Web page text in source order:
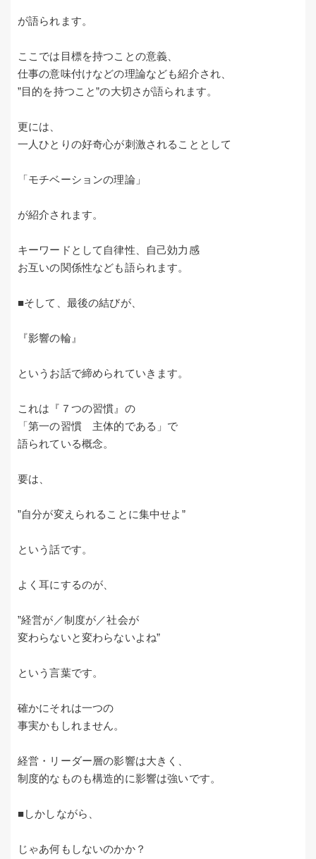
が語られます。
ここでは目標を持つことの意義、
仕事の意味付けなどの理論なども紹介され、
”目的を持つこと”の大切さが語られます。
更には、
一人ひとりの好奇心が刺激されることとして
「モチベーションの理論」
が紹介されます。
キーワードとして自律性、自己効力感
お互いの関係性なども語られます。
■そして、最後の結びが、
『影響の輪』
というお話で締められていきます。
これは『７つの習慣』の
「第一の習慣 主体的である」で
語られている概念。
要は、
”自分が変えられることに集中せよ”
という話です。
よく耳にするのが、
”経営が／制度が／社会が
変わらないと変わらないよね”
という言葉です。
確かにそれは一つの
事実かもしれません。
経営・リーダー層の影響は大きく、
制度的なものも構造的に影響は強いです。
■しかしながら、
じゃあ何もしないのかか？